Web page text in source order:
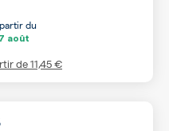
du
7 août
de11,45 €